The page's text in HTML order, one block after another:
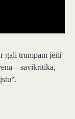
gali trumpam įeiti
– savikritika,